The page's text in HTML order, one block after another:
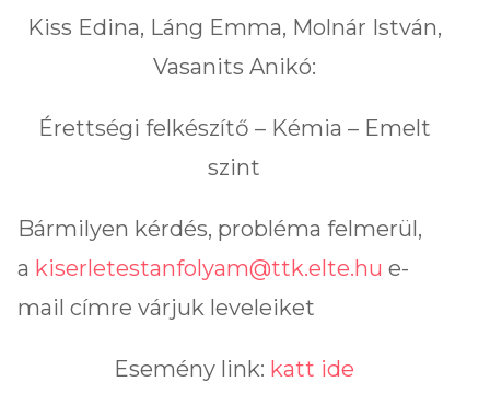
Kiss Edina, Láng Emma, Molnár István,
Vasanits Anikó:
Érettségi felkészítő – Kémia – Emelt
szint
Bármilyen kérdés, probléma felmerül,
a kiserletestanfolyam@ttk.elte.hu e-
mail címre várjuk leveleiket
Esemény link: katt ide